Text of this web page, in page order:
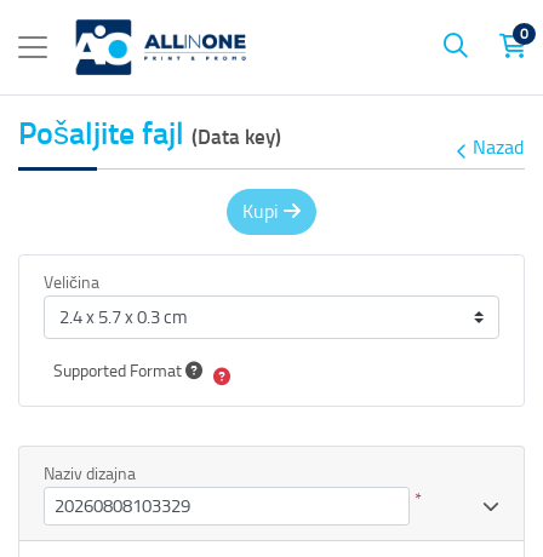
0
Pošaljite fajl (Data key) Nazad
Kupi
Veličina
Supported Format
Naziv dizajna
*